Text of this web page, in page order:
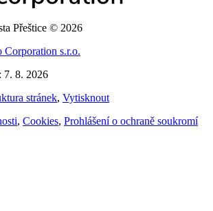
Přeštice © 2026
Corporation s.r.o.
7. 8. 2026
stránek, Vytisknout
, Cookies, Prohlášení o ochraně soukromí